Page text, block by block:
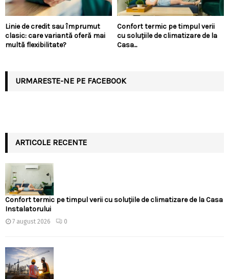
Linie de credit sau împrumut
clasic: care variantă oferă mai
multă flexibilitate?
Confort termic pe timpul verii
cu soluțiile de climatizare de la
Casa...
URMARESTE-NE PE FACEBOOK
ARTICOLE RECENTE
Confort termic pe timpul verii cu soluțiile de climatizare de la Casa
Instalatorului
7 august 2026 0